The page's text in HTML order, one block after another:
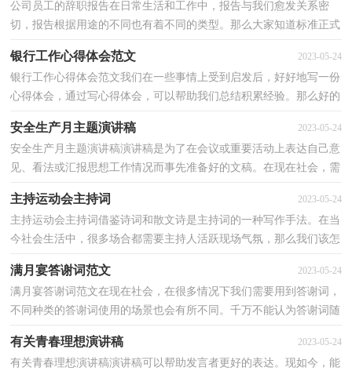
公司员工的辞职报告在日常生活和工作中，报告与我们愈发关系密
切，报告根据用途的不同也有着不同的类型。那么大家知道标准正式
银行工作心得体会范文 2023-05-24
银行工作心得体会范文我们在一些事情上受到启发后，好好地写一份
心得体会，通过写心得体会，可以帮助我们总结积累经验。那么好的
安全生产月主题演讲稿 2023-05-24
安全生产月主题演讲稿演讲稿是为了在会议或重要活动上表达自己意
见、看法或汇报思想工作情况而事先准备好的文稿。在现在社会，需
主持运动会主持词 2023-05-24
主持运动会主持词借鉴诗词和散文诗是主持词的一种写作手法。在当
今社会生活中，很多场合都需要主持人活跃现场气氛，那么我们该怎
满月宴答谢词范文 2023-05-24
满月宴答谢词范文在现在社会，在很多情况下我们需要用到答谢词，
不同种类的答谢词使用的场景也会有所不同。千万不能认为答谢词随
有关青春理想演讲稿 2023-05-24
有关青春理想演讲稿演讲稿可以帮助发言者更好的表达。现如今，能